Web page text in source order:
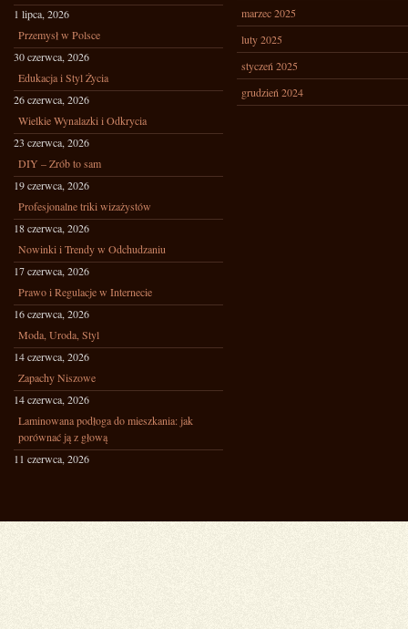
1 lipca, 2026
Przemysł w Polsce
30 czerwca, 2026
Edukacja i Styl Życia
26 czerwca, 2026
Wielkie Wynalazki i Odkrycia
23 czerwca, 2026
DIY – Zrób to sam
19 czerwca, 2026
Profesjonalne triki wizażystów
18 czerwca, 2026
Nowinki i Trendy w Odchudzaniu
17 czerwca, 2026
Prawo i Regulacje w Internecie
16 czerwca, 2026
Moda, Uroda, Styl
14 czerwca, 2026
Zapachy Niszowe
14 czerwca, 2026
Laminowana podłoga do mieszkania: jak
porównać ją z głową
11 czerwca, 2026
marzec 2025
luty 2025
styczeń 2025
grudzień 2024